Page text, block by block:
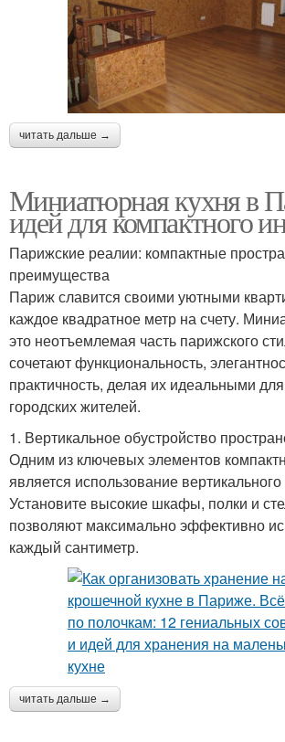
читать дальше →
Миниатюрная кухня в
идей для компактного
Парижские реалии: компактные
преимущества
Париж славится своими уютными
каждое квадратное метр на счету.
это неотъемлемая часть парижского
сочетают функциональность,
практичность, делая их идеальными
городских жителей.
1. Вертикальное обустройство
Одним из ключевых элементов
является использование
Установите высокие шкафы, полки и
позволяют максимально эффективно
каждый сантиметр.
читать дальше →